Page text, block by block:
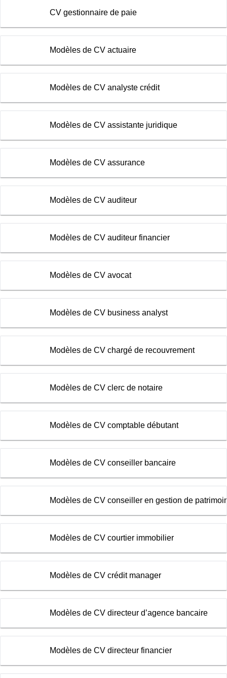
CV gestionnaire de paie
Modèles de CV actuaire
Modèles de CV analyste crédit
Modèles de CV assistante juridique
Modèles de CV assurance
Modèles de CV auditeur
Modèles de CV auditeur financier
Modèles de CV avocat
Modèles de CV business analyst
Modèles de CV chargé de recouvrement
Modèles de CV clerc de notaire
Modèles de CV comptable débutant
Modèles de CV conseiller bancaire
Modèles de CV conseiller en gestion de
Modèles de CV courtier immobilier
Modèles de CV crédit manager
Modèles de CV directeur d’agence bancaire
Modèles de CV directeur financier